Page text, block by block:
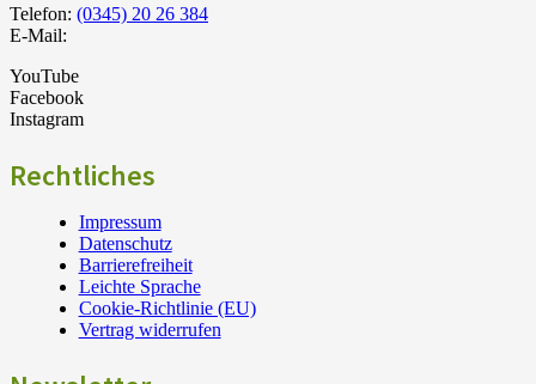
Telefon: (0345) 20 26 384
E-Mail:
YouTube
Facebook
Instagram
Rechtliches
Impressum
Datenschutz
Barrierefreiheit
Leichte Sprache
Cookie-Richtlinie (EU)
Vertrag widerrufen